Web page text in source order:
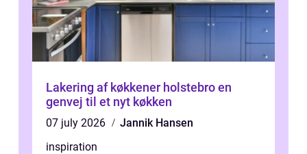
Lakering af køkkener holstebro en
genvej til et nyt køkken
07 july 2026
Jannik Hansen
inspiration